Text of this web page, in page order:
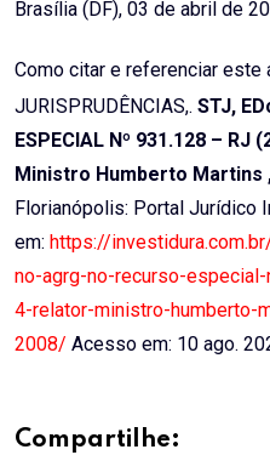
Brasília (DF), 03 de abril de
Como citar e referenciar este
JURISPRUDÊNCIAS,. STJ,
ESPECIAL Nº 931.128 –
Ministro Humberto Martins
Florianópolis: Portal Jurídico
em: https://
no-agrg-no-recurso-
4-relator-ministro-humberto-
2008/ Acesso em: 10 ago.
Compartilhe: